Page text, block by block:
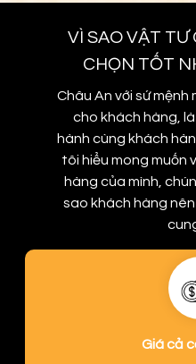
VÌ SAO VẬT TƯ
CHỌN TỐT
Châu An với sứ
cho khách hàng,
hành cùng khách
tôi hiểu mong muốn
hàng của mình,
sao khách hàng
Giá cả